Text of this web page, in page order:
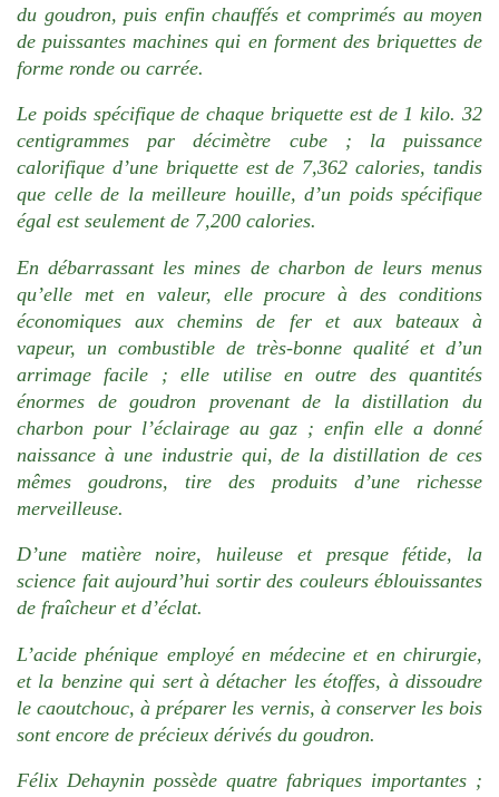
du goudron, puis enfin chauffés et comprimés au moyen
de puissantes machines qui en forment des briquettes de
forme ronde ou carrée.
Le poids spécifique de chaque briquette est de 1 kilo. 32
centigrammes par décimètre cube ; la puissance
calorifique d’une briquette est de 7,362 calories, tandis
que celle de la meilleure houille, d’un poids spécifique
égal est seulement de 7,200 calories.
En débarrassant les mines de charbon de leurs menus
qu’elle met en valeur, elle procure à des conditions
économiques aux chemins de fer et aux bateaux à
vapeur, un combustible de très-bonne qualité et d’un
arrimage facile ; elle utilise en outre des quantités
énormes de goudron provenant de la distillation du
charbon pour l’éclairage au gaz ; enfin elle a donné
naissance à une industrie qui, de la distillation de ces
mêmes goudrons, tire des produits d’une richesse
merveilleuse.
D’une matière noire, huileuse et presque fétide, la
science fait aujourd’hui sortir des couleurs éblouissantes
de fraîcheur et d’éclat.
L’acide phénique employé en médecine et en chirurgie,
et la benzine qui sert à détacher les étoffes, à dissoudre
le caoutchouc, à préparer les vernis, à conserver les bois
sont encore de précieux dérivés du goudron.
Félix Dehaynin possède quatre fabriques importantes ;